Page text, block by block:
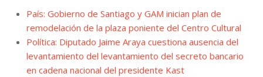
País: Gobierno de Santiago y GAM inician plan de
remodelación de la plaza poniente del Centro Cultural
Política: Diputado Jaime Araya cuestiona ausencia del
levantamiento del levantamiento del secreto bancario
en cadena nacional del presidente Kast